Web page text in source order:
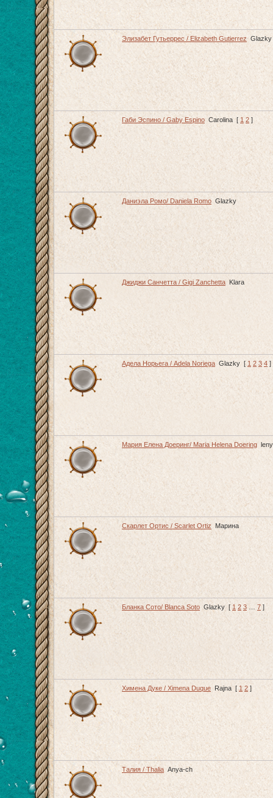
Элизабет Гутьеррес / Elizabeth Gutierrez Glazky
Габи Эспино / Gaby Espino Carolina [ 1 2 ]
Даниэла Ромо/ Daniela Romo Glazky
Джиджи Санчетта / Gigi Zanchetta Klara
Адела Норьега / Adela Noriega Glazky [ 1 2 3 4 ]
Мария Елена Доеринг/ Maria Helena Doering
Скарлет Ортис / Scarlet Ortiz Марина
Бланка Сото/ Blanca Soto Glazky [ 1 2 3 7 ]
Химена Дуке / Ximena Duque Rajna [ 1 2 ]
Талия / Thalia Anya-ch